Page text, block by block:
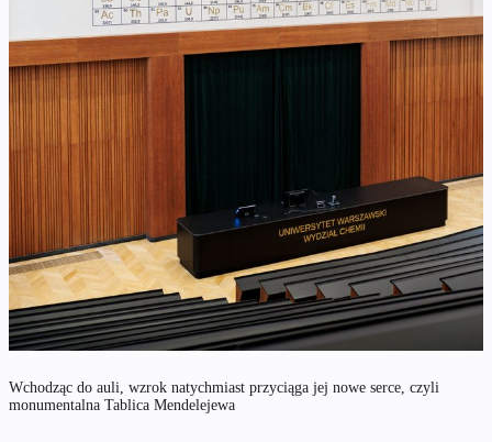
Wchodząc do auli, wzrok natychmiast przyciąga jej nowe serce, czyli
monumentalna Tablica Mendelejewa